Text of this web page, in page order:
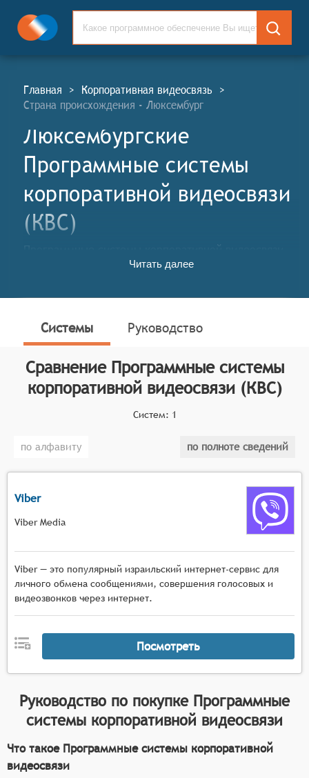
Главная > Корпоративная видеосвязь >
Страна происхождения - Люксембург
Люксембургские
Программные системы
корпоративной видеосвязи
(КВС)
Программные системы корпоративной видеосвязи
(КВС, англ. Corporate Video Communication Software
предоставляют инструменты для организации
между сотрудниками компании, партнёрами и
клиентами. Эти системы обычно включают в себя
функции для совместной работы, обмена файлами и
проведения презентаций.
определяет конкретные функциональные критерии
категории программных систем корпоративной
видеосвязи, системы должны иметь следующие
Поддержка подключения нескольких
участников одновременно.
Функции для управления правами участников и
настройки параметров конференции.
Возможность записи видеоконференций для
последующего просмотра.
Поддержка мобильных устройств и
Читать далее
Системы Руководство
Сравнение Программные системы
корпоративной видеосвязи (КВС)
Систем: 1
по алфавиту по полноте сведений
Viber
Viber Media
Viber — это популярный израильский интернет-сервис для
личного обмена сообщениями, совершения голосовых и
видеозвонков через интернет.
Посмотреть
Руководство по покупке Программные
системы корпоративной видеосвязи
Что такое Программные системы корпоративной
видеосвязи